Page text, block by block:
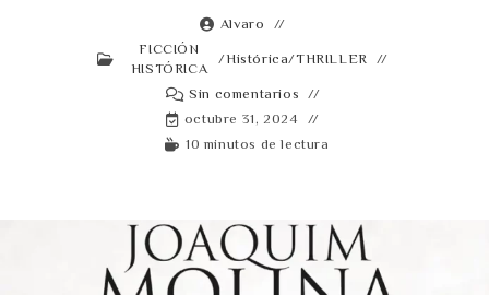
Alvaro
FICCIÓN
HISTÓRICA
/Histórica/THRILLER
Sin comentarios
octubre 31, 2024
10 minutos de lectura